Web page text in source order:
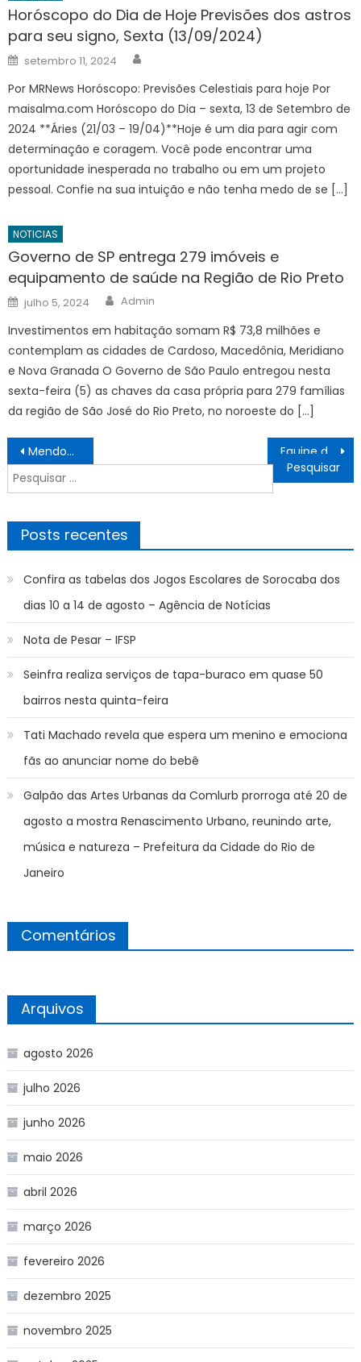
Horóscopo do Dia de Hoje Previsões dos astros
para seu signo, Sexta (13/09/2024)
Posted
on
setembro 11, 2024
Por MRNews Horóscopo: Previsões Celestiais para hoje Por
maisalma.com Horóscopo do Dia – sexta, 13 de Setembro de
2024 **Áries (21/03 – 19/04)**Hoje é um dia para agir com
determinação e coragem. Você pode encontrar uma
oportunidade inesperada no trabalho ou em um projeto
pessoal. Confie na sua intuição e não tenha medo de se […]
NOTICIAS
Governo de SP entrega 279 imóveis e
equipamento de saúde na Região de Rio Preto
Posted
on
julho 5, 2024 Author
Admin
Investimentos em habitação somam R$ 73,8 milhões e
contemplam as cidades de Cardoso, Macedônia, Meridiano
e Nova Granada O Governo de São Paulo entregou nesta
sexta-feira (5) as chaves da casa própria para 279 famílias
da região de São José do Rio Preto, no noroeste do […]
Navegação
de
Post
Mendonça acata recurso e ordena que Alcolumbre prorrogue CPMI do INSS
Pesquisar
por:
Posts recentes
Confira as tabelas dos Jogos Escolares de Sorocaba dos
dias 10 a 14 de agosto – Agência de Notícias
Nota de Pesar – IFSP
Seinfra realiza serviços de tapa-buraco em quase 50
bairros nesta quinta-feira
Tati Machado revela que espera um menino e emociona
fãs ao anunciar nome do bebê
Galpão das Artes Urbanas da Comlurb prorroga até 20 de
agosto a mostra Renascimento Urbano, reunindo arte,
música e natureza – Prefeitura da Cidade do Rio de
Janeiro
Comentários
Arquivos
agosto 2026
julho 2026
junho 2026
maio 2026
abril 2026
março 2026
fevereiro 2026
dezembro 2025
novembro 2025